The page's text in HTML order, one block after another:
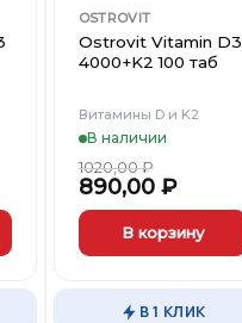
OSTROVIT
Ostrovit Vitamin D3
4000+K2 100 таб
Витамины D и K2
В наличии
1020,00₽
890,00 ₽
В корзину
В 1 КЛИК